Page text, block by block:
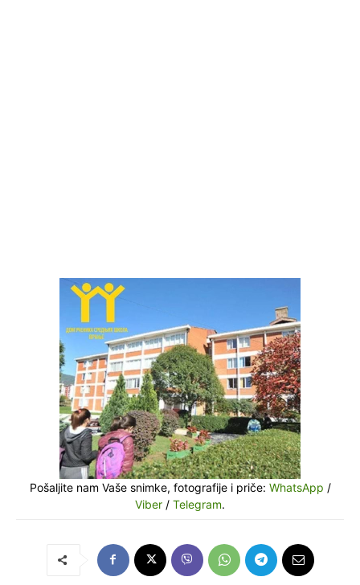
Pošaljite nam Vaše snimke, fotografije i priče: WhatsApp /
Viber / Telegram.